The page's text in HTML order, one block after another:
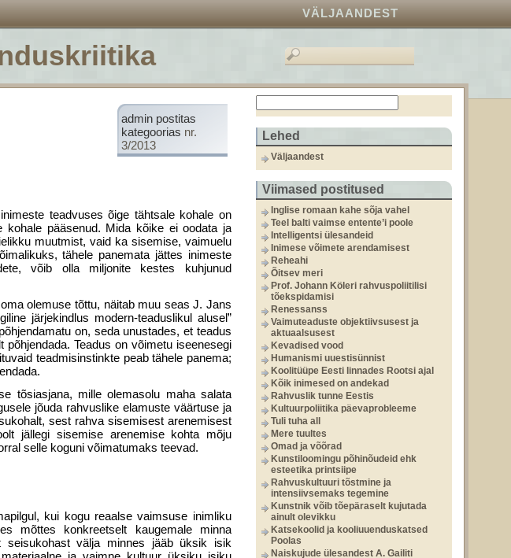
VÄLJAANDEST
Lehed
Väljaandest
Viimased postitused
Inglise romaan kahe sõja vahel
Teel balti vaimse entente’i poole
Intelligentsi ülesandeid
Inimese võimete arendamisest
Reheahi
Õitsev meri
Prof. Johann Köleri rahvuspoliitilisi
tõekspidamisi
Renessanss
Vaimuteaduste objektiivsusest ja
aktuaalsusest
Kevadised vood
Humanismi uuestisünnist
Koolitüüpe Eesti linnades Rootsi ajal
Kõik inimesed on andekad
Rahvuslik tunne Eestis
Kultuurpoliitika päevaprobleeme
Tuli tuha all
Mere tuultes
Omad ja võõrad
Kunstiloomingu põhinõudeid ehk
esteetika printsiipe
Rahvuskultuuri tõstmine ja
intensiivsemaks tegemine
Kunstnik võib tõepäraselt kujutada
ainult olevikku
Katsekoolid ja kooliuuenduskatsed
Poolas
Naiskujude ülesandest A. Gailiti
admin postitas
kategoorias nr.
3/2013
teadvuses õige tähtsale kohale on
kohale pääsenud. Mida kõike ei oodata ja
muutmist, vaid ka sisemise, vaimuelu
tähele panemata jättes inimeste
võib olla miljonite kestes kuhjunud
olemuse tõttu, näitab muu seas J. Jans
järjekindlus modern-teaduslikul alusel”
on, seda unustades, et teadus
Teadus on võimetu iseenesegi
teadmisinstinkte peab tähele panema;
tõsiasjana, mille olemasolu maha salata
jõuda rahvuslike elamuste väärtuse ja
sest rahva sisemisest arenemisest
jällegi sisemise arenemise kohta mõju
selle koguni võimatumaks teevad.
kui kogu reaalse vaimsuse inimliku
mõttes konkreetselt kaugemale minna
seisukohast välja minnes jääb üksik isik